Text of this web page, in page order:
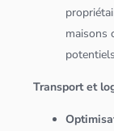
maisons
Transport et